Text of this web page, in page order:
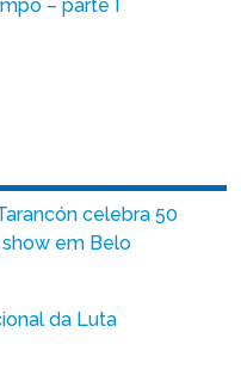
– parte I
celebra 50
em Belo
da Luta